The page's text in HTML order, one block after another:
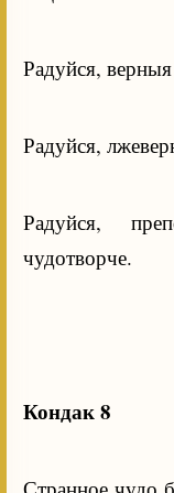
Радуйся,
Радуйся,
Радуйся,
чудотворче.
Кондак 8